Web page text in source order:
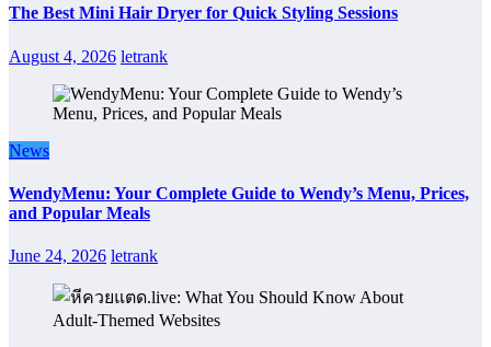
The Best Mini Hair Dryer for Quick Styling Sessions
August 4, 2026 letrank
News
WendyMenu: Your Complete Guide to Wendy’s Menu, Prices,
and Popular Meals
June 24, 2026 letrank